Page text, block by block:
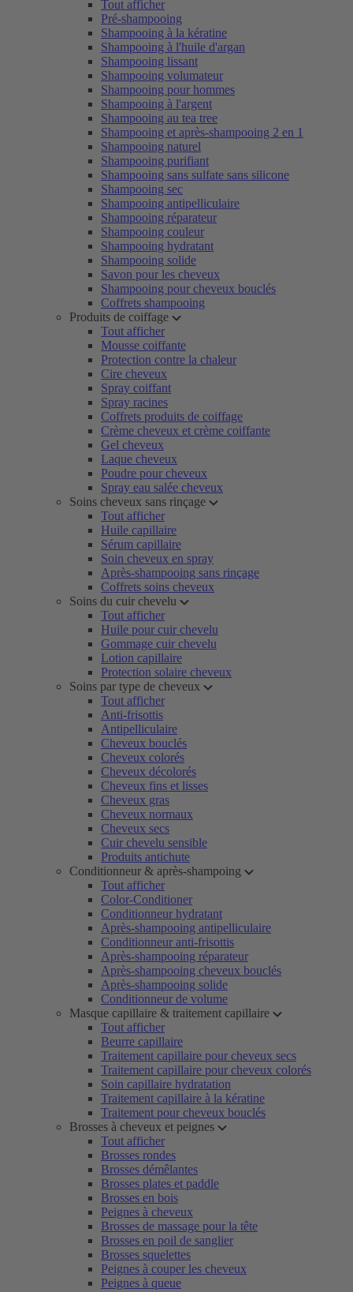
Tout afficher
Pré-shampooing
Shampooing à la kératine
Shampooing à l'huile d'argan
Shampooing lissant
Shampooing volumateur
Shampooing pour hommes
Shampooing à l'argent
Shampooing au tea tree
Shampooing et après-shampooing 2 en 1
Shampooing naturel
Shampooing purifiant
Shampooing sans sulfate sans silicone
Shampooing sec
Shampooing antipelliculaire
Shampooing réparateur
Shampooing couleur
Shampooing hydratant
Shampooing solide
Savon pour les cheveux
Shampooing pour cheveux bouclés
Coffrets shampooing
Produits de coiffage
Tout afficher
Mousse coiffante
Protection contre la chaleur
Cire cheveux
Spray coiffant
Spray racines
Coffrets produits de coiffage
Crème cheveux et crème coiffante
Gel cheveux
Laque cheveux
Poudre pour cheveux
Spray eau salée cheveux
Soins cheveux sans rinçage
Tout afficher
Huile capillaire
Sérum capillaire
Soin cheveux en spray
Après-shampooing sans rinçage
Coffrets soins cheveux
Soins du cuir chevelu
Tout afficher
Huile pour cuir chevelu
Gommage cuir chevelu
Lotion capillaire
Protection solaire cheveux
Soins par type de cheveux
Tout afficher
Anti-frisottis
Antipelliculaire
Cheveux bouclés
Cheveux colorés
Cheveux décolorés
Cheveux fins et lisses
Cheveux gras
Cheveux normaux
Cheveux secs
Cuir chevelu sensible
Produits antichute
Conditionneur & après-shampoing
Tout afficher
Color-Conditioner
Conditionneur hydratant
Après-shampooing antipelliculaire
Conditionneur anti-frisottis
Après-shampooing réparateur
Après-shampooing cheveux bouclés
Après-shampooing solide
Conditionneur de volume
Masque capillaire & traitement capillaire
Tout afficher
Beurre capillaire
Traitement capillaire pour cheveux secs
Traitement capillaire pour cheveux colorés
Soin capillaire hydratation
Traitement capillaire à la kératine
Traitement pour cheveux bouclés
Brosses à cheveux et peignes
Tout afficher
Brosses rondes
Brosses démêlantes
Brosses plates et paddle
Brosses en bois
Peignes à cheveux
Brosses de massage pour la tête
Brosses en poil de sanglier
Brosses squelettes
Peignes à couper les cheveux
Peignes à queue